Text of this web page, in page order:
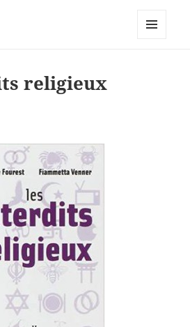
religieux